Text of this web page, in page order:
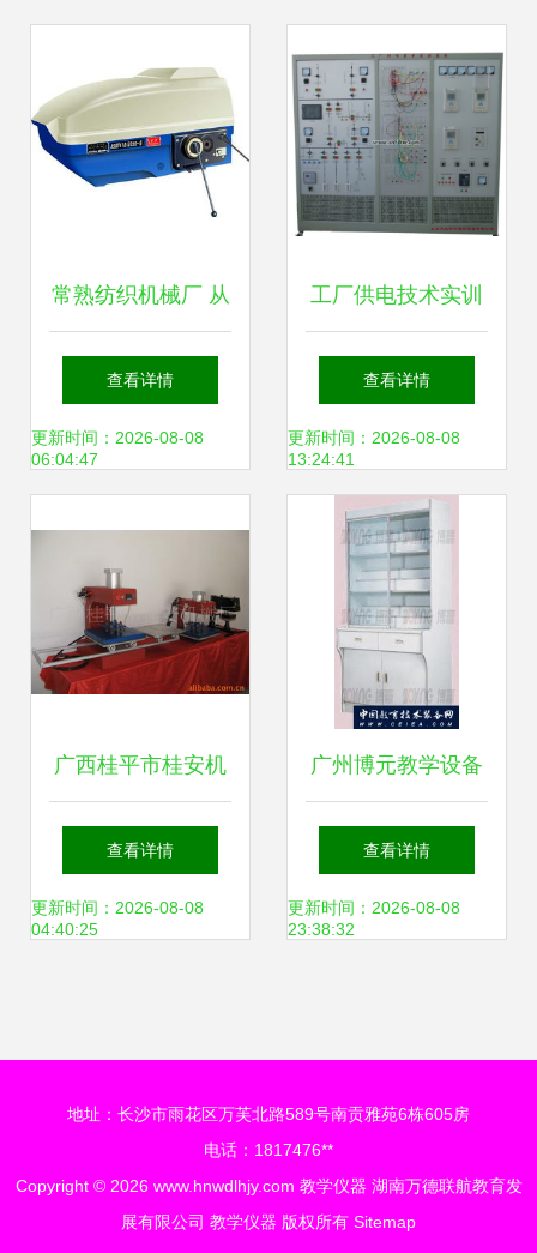
常熟纺织机械厂 从
工业利器到教学智
能仪器的创新之路
查看详情
更新时间：2026-08-08
06:04:47
工厂供电技术实训
装置 构建现代工厂
供电教学与实验新
平台
查看详情
更新时间：2026-08-08
13:24:41
广西桂平市桂安机
械厂 数码印刷机与
教学仪器产品概览
查看详情
更新时间：2026-08-08
04:40:25
广州博元教学设备
——教学仪器柜产
品简介
查看详情
更新时间：2026-08-08
23:38:32
地址：长沙市雨花区万芙北路589号南贡雅苑6栋605房
电话：1817476**
Copyright © 2026 www.hnwdlhjy.com 教学仪器 湖南万德联航教育发
展有限公司 教学仪器 版权所有 Sitemap